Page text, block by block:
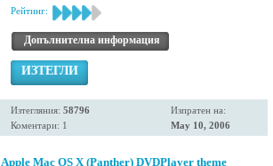
Рейтинг:
Допълнителна информация
ИЗТЕГЛИ
Изтегляния: 58796
Коментари: 1
Изпратен на:
May 10, 2006
Apple Mac OS X (Panther) DVDPlayer theme